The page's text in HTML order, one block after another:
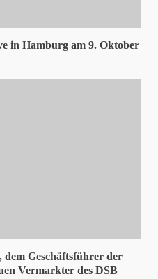
in Hamburg am 9. Oktober
dem Geschäftsführer der
Vermarkter des DSB